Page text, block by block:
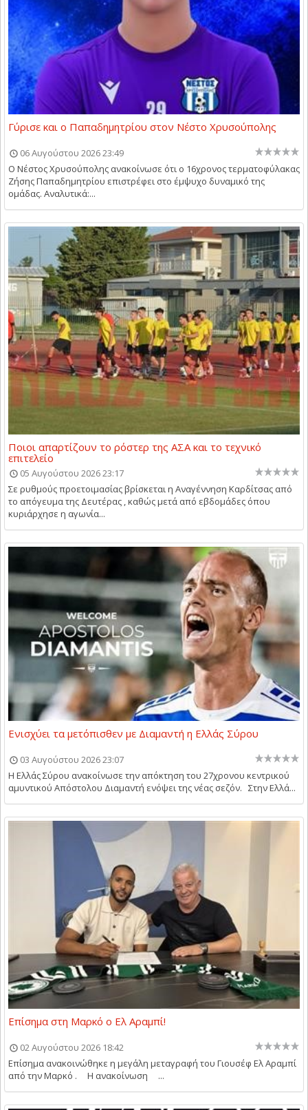
Γύρισε και ο Παπαδημητρίου στον Νέστο Χρυσούπολης
06 Αυγούστου 2026 23:49
Ο Νέστος Χρυσούπολης ανακοίνωσε ότι ο 16χρονος τερματοφύλακας
Ζήσης Παπαδημητρίου επιστρέφει στο έμψυχο δυναμικό της
ομάδας. Αναλυτικά:...
Ποιοι απαρτίζουν το ρόστερ της ΑΣΑ και το τεχνικό
επιτελείο
05 Αυγούστου 2026 23:17
Σε ρυθμούς προετοιμασίας βρίσκεται η Αναγέννηση Καρδίτσας από
το απόγευμα της Δευτέρας , καθώς μετά από εβδομάδες όπου
κυριάρχησε η αγωνία...
Ενισχύει τα μετόπισθεν με Διαμαντή η Ελλάς Σύρου
03 Αυγούστου 2026 23:07
Η Ελλάς Σύρου ανακοίνωσε την απόκτηση του 27χρονου κεντρικού
αμυντικού Απόστολου Διαμαντή ενόψει της νέας σεζόν. Στην Ελλά...
Επίσημα στη Μαρκό ο Ελ Αραμπί!
02 Αυγούστου 2026 18:42
Επίσημα ανακοινώθηκε η μεγάλη μεταγραφή του Γιουσέφ Ελ Αραμπί
από την Μαρκό . Η ανακοίνωση ...